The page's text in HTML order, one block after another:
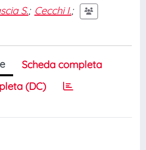
S.; Cecchi I.;
Scheda completa
(DC)